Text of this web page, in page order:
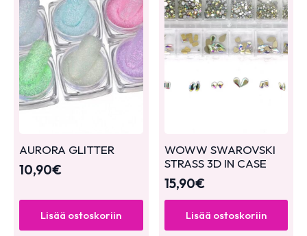
AURORA GLITTER
10,90€
Lisää ostoskoriin
WOWW SWAROVSKI
STRASS 3D IN CASE
15,90€
Lisää ostoskoriin